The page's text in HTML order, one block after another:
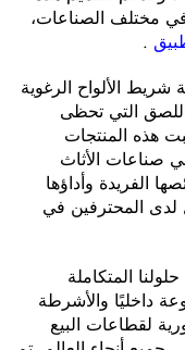
في مختلف الصناعات،
.
شريط الألواح الرغوية
التي تحظى
هذه المنتجات
صناعات الأثاث
الفريدة وأداؤها
لدى المحترفين في
المتكاملة
داخليًا والأشرطة
لقطاعات البيع